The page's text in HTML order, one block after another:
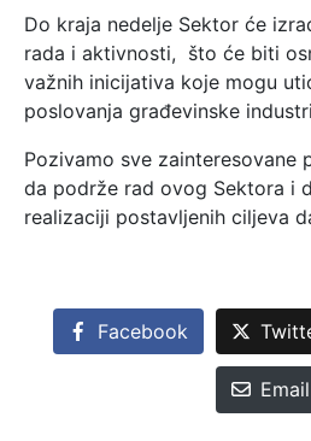
Do kraja nedelje Sektor će
rada i aktivnosti, što će biti
važnih inicijativa koje mogu
poslovanja građevinske
Pozivamo sve zainteresovane
da podrže rad ovog Sektora i
realizaciji postavljenih ciljeva
Facebook
Email